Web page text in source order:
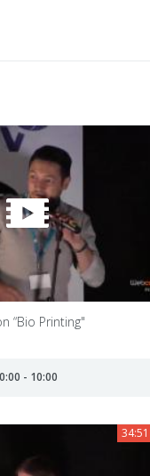
“Bio Printing"
- 10:00
34:51